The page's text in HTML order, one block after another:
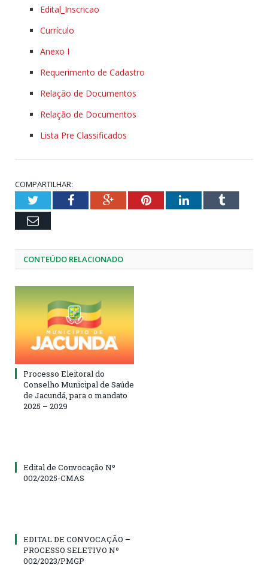
Edital_Inscricao
Currículo
Anexo I
Requerimento de Cadastro
Relação de Documentos
Relação de Documentos
Lista Pre Classificados
COMPARTILHAR:
TwitterFacebookGoogle+PinterestLinkedInTumblr
Email
CONTEÚDO RELACIONADO
Processo Eleitoral do
Conselho Municipal de Saúde
de Jacundá, para o mandato
2025 – 2029
Edital de Convocação Nº
002/2025-CMAS
EDITAL DE CONVOCAÇÃO –
PROCESSO SELETIVO Nº
002/2023/PMGP